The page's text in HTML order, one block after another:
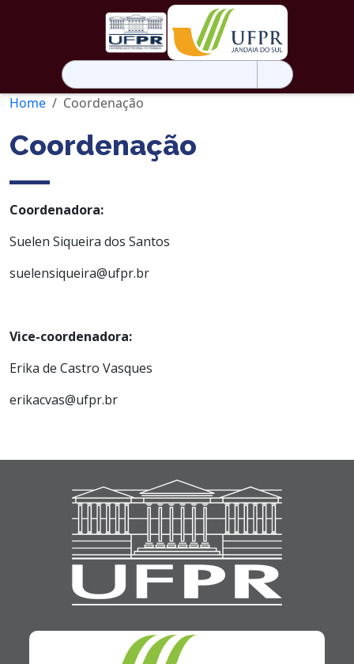
Pesquisar
por:
Home
Coordenação
Coordenação
Coordenadora:
Suelen Siqueira dos Santos
suelensiqueira@ufpr.br
Vice-coordenadora:
Erika de Castro Vasques
erikacvas@ufpr.br